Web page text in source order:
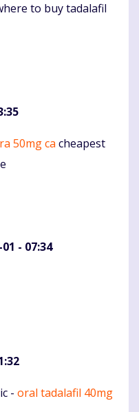
to buy tadalafil
50mg ca cheapest
- 07:34
- oral tadalafil 40mg